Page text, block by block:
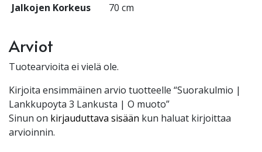
Jalkojen Korkeus
70 cm
Arviot
Tuotearvioita ei vielä ole.
Kirjoita ensimmäinen arvio tuotteelle “Suorakulmio |
Lankkupoyta 3 Lankusta | O muoto”
Sinun on kirjauduttava sisään kun haluat kirjoittaa
arvioinnin.